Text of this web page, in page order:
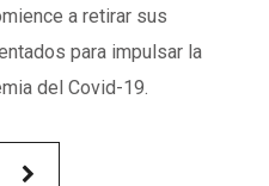
a retirar sus
para impulsar la
del Covid-19.